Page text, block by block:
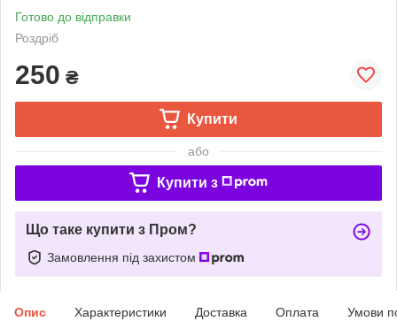
Готово до відправки
Роздріб
250 ₴
Купити
або
Купити з
Що таке купити з Пром?
Замовлення під захистом
Опис Характеристики Доставка Оплата Умови